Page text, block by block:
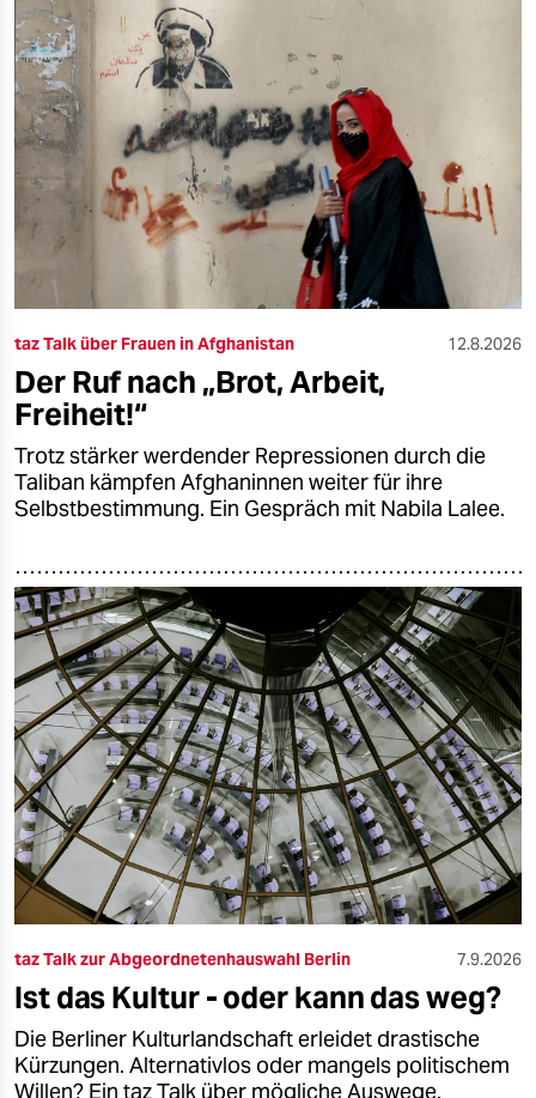
taz Talk über Frauen in Afghanistan 12.8.2026
Der Ruf nach „Brot, Arbeit,
Freiheit!“
Trotz stärker werdender Repressionen durch die
Taliban kämpfen Afghaninnen weiter für ihre
Selbstbestimmung. Ein Gespräch mit Nabila Lalee.
taz Talk zur Abgeordnetenhauswahl Berlin 7.9.2026
Ist das Kultur - oder kann das weg?
Die Berliner Kulturlandschaft erleidet drastische
Kürzungen. Alternativlos oder mangels politischem
Willen? Ein taz Talk über mögliche Auswege.